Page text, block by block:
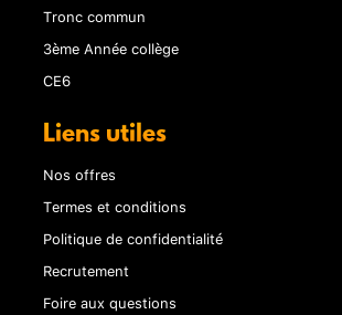
Tronc commun
3ème Année collège
CE6
Liens utiles
Nos offres
Termes et conditions
Politique de confidentialité
Recrutement
Foire aux questions